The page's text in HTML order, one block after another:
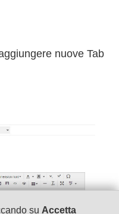
su Accetta
nuove Tab